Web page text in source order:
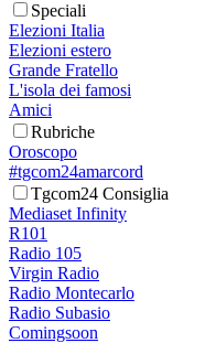
Speciali
Elezioni Italia
Elezioni estero
Grande Fratello
L'isola dei famosi
Amici
Rubriche
Oroscopo
#tgcom24amarcord
Tgcom24 Consiglia
Mediaset Infinity
R101
Radio 105
Virgin Radio
Radio Montecarlo
Radio Subasio
Comingsoon